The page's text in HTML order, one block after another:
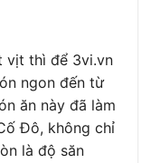
vịt thì để 3vi.vn
ngon đến từ
ăn này đã làm
Đô, không chỉ
là độ săn